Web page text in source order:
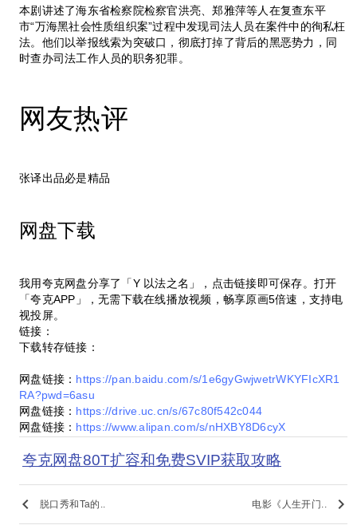
本剧讲述了海东省检察院检察官洪亮、郑雅萍等人在复查东平
市“万海黑社会性质组织案”过程中发现司法人员在案件中的徇私枉
法。他们以举报线索为突破口，彻底打掉了背后的黑恶势力，同
时查办司法工作人员的职务犯罪。
网友热评
张译出品必是精品
网盘下载
我用夸克网盘分享了「Y 以法之名」，点击链接即可保存。打开
「夸克APP」，无需下载在线播放视频，畅享原画5倍速，支持电
视投屏。
链接：
下载转存链接：
网盘链接： https://pan.baidu.com/s/1e6gyGwjwetrWKYFIcXR1
RA?pwd=6asu
网盘链接： https://drive.uc.cn/s/67c80f542c044
网盘链接： https://www.alipan.com/s/nHXBY8D6cyX
夸克网盘80T扩容和免费SVIP获取攻略
keyboard_arrow_left 脱口秀和Ta的.. 电影《人生开门.. keyboard_arrow_right